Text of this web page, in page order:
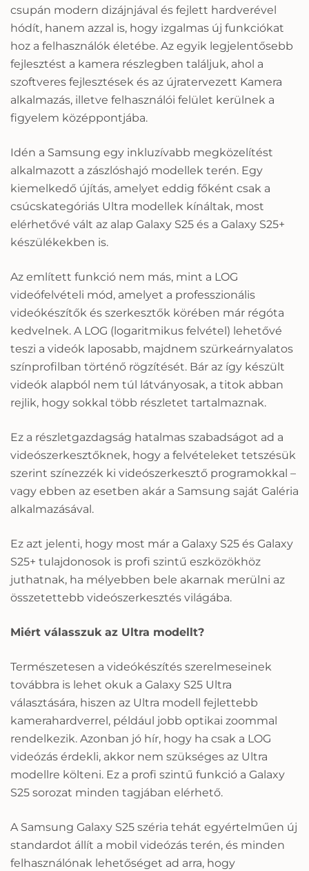
csupán modern dizájnjával és fejlett hardverével
hódít, hanem azzal is, hogy izgalmas új funkciókat
hoz a felhasználók életébe. Az egyik legjelentősebb
fejlesztést a kamera részlegben találjuk, ahol a
szoftveres fejlesztések és az újratervezett Kamera
alkalmazás, illetve felhasználói felület kerülnek a
figyelem középpontjába.
Idén a Samsung egy inkluzívabb megközelítést
alkalmazott a zászlóshajó modellek terén. Egy
kiemelkedő újítás, amelyet eddig főként csak a
csúcskategóriás Ultra modellek kínáltak, most
elérhetővé vált az alap Galaxy S25 és a Galaxy S25+
készülékekben is.
Az említett funkció nem más, mint a LOG
videófelvételi mód, amelyet a professzionális
videókészítők és szerkesztők körében már régóta
kedvelnek. A LOG (logaritmikus felvétel) lehetővé
teszi a videók laposabb, majdnem szürkeárnyalatos
színprofilban történő rögzítését. Bár az így készült
videók alapból nem túl látványosak, a titok abban
rejlik, hogy sokkal több részletet tartalmaznak.
Ez a részletgazdagság hatalmas szabadságot ad a
videószerkesztőknek, hogy a felvételeket tetszésük
szerint színezzék ki videószerkesztő programokkal –
vagy ebben az esetben akár a Samsung saját Galéria
alkalmazásával.
Ez azt jelenti, hogy most már a Galaxy S25 és Galaxy
S25+ tulajdonosok is profi szintű eszközökhöz
juthatnak, ha mélyebben bele akarnak merülni az
összetettebb videószerkesztés világába.
Miért válasszuk az Ultra modellt?
Természetesen a videókészítés szerelmeseinek
továbbra is lehet okuk a Galaxy S25 Ultra
választására, hiszen az Ultra modell fejlettebb
kamerahardverrel, például jobb optikai zoommal
rendelkezik. Azonban jó hír, hogy ha csak a LOG
videózás érdekli, akkor nem szükséges az Ultra
modellre költeni. Ez a profi szintű funkció a Galaxy
S25 sorozat minden tagjában elérhető.
A Samsung Galaxy S25 széria tehát egyértelműen új
standardot állít a mobil videózás terén, és minden
felhasználónak lehetőséget ad arra, hogy